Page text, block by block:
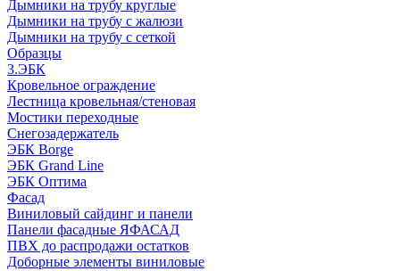
Дымники на трубу круглые
Дымники на трубу с жалюзи
Дымники на трубу с сеткой
Образцы
3.ЭБК
Кровельное ограждение
Лестница кровельная/стеновая
Мостики переходные
Снегозадержатель
ЭБК Borge
ЭБК Grand Line
ЭБК Оптима
Фасад
Виниловый сайдинг и панели
Панели фасадные ЯФАСАД
ПВХ до распродажи остатков
Доборные элементы виниловые